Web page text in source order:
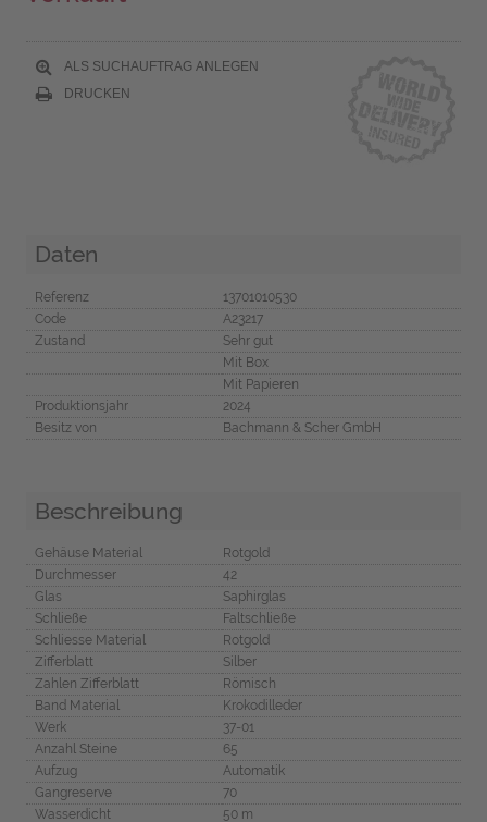
ALS SUCHAUFTRAG ANLEGEN
DRUCKEN
Daten
Referenz
13701010530
Code
A23217
Zustand
Sehr gut
Mit Box
Mit Papieren
Produktionsjahr
2024
Besitz von
Bachmann & Scher GmbH
Beschreibung
Gehäuse Material
Rotgold
Durchmesser
42
Glas
Saphirglas
Schließe
Faltschließe
Schliesse Material
Rotgold
Zifferblatt
Silber
Zahlen Zifferblatt
Römisch
Band Material
Krokodilleder
Werk
37-01
Anzahl Steine
65
Aufzug
Automatik
Gangreserve
70
Wasserdicht
50 m